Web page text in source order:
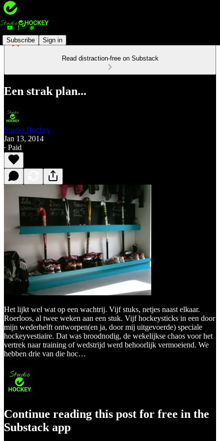
Subscribe Sign in
Read distraction-free on Substack
Een strak plan...
Studio Hockey
Jan 13, 2014
∙ Paid
Het lijkt wel wat op een wachtrij. Vijf stuks, netjes naast elkaar.
Roerloos, al twee weken aan een stuk. Vijf hockeysticks in een door
mijn wederhelft ontworpen(en ja, door mij uitgevoerde) speciale
hockeyvestiaire. Dat was broodnodig, de wekelijkse chaos voor het
vertrek naar training of wedstrijd werd behoorlijk vermoeiend. We
hebben drie van die hoc…
Continue reading this post for free in the
Substack app